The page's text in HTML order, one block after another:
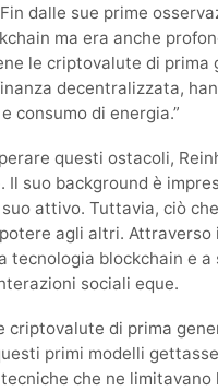
dalle sue prime
ma era anche
le criptovalute di
decentralizzata,
consumo di energia.”
questi ostacoli,
Il suo background è
attivo. Tuttavia, ciò
agli altri.
tecnologia blockchain e
sociali eque.
criptovalute di prima
primi modelli
che ne limitavano